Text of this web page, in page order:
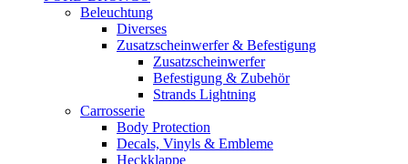
Beleuchtung
Diverses
Zusatzscheinwerfer & Befestigung
Zusatzscheinwerfer
Befestigung & Zubehör
Strands Lightning
Carrosserie
Body Protection
Decals, Vinyls & Embleme
Heckklappe